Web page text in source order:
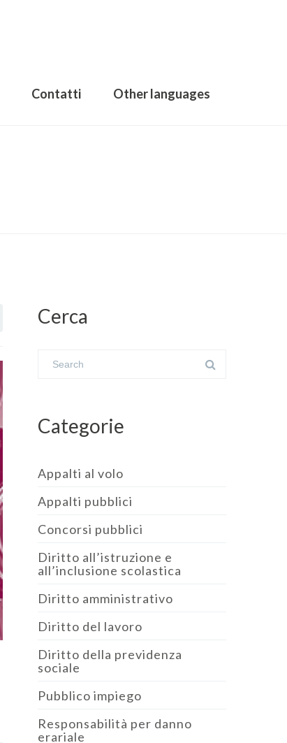
Contatti Other languages
Cerca
Categorie
Appalti al volo
Appalti pubblici
Concorsi pubblici
Diritto all’istruzione e
all’inclusione scolastica
Diritto amministrativo
Diritto del lavoro
Diritto della previdenza
sociale
Pubblico impiego
Responsabilità per danno
erariale